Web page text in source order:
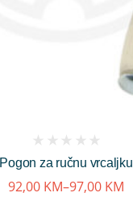
Pogon za ručnu vrcaljku
reviews)
92,00 KM–97,00 KM